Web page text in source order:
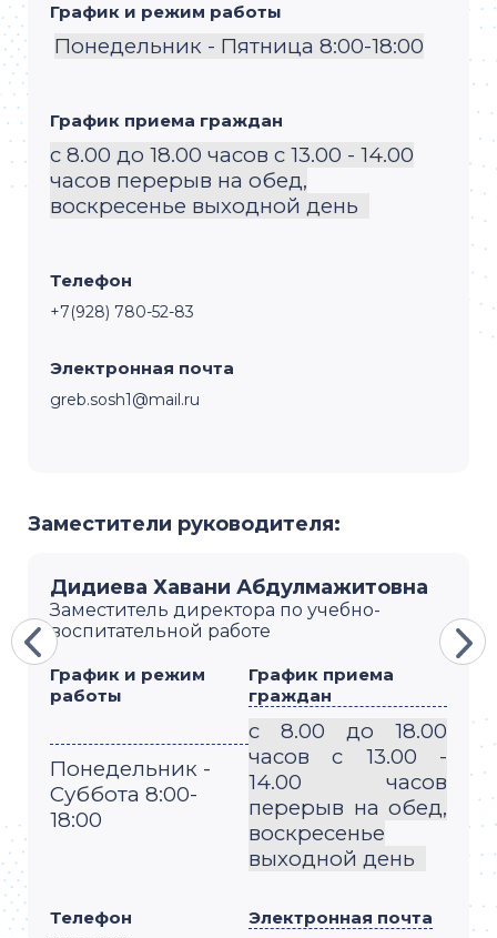
График и режим работы
Понедельник - Пятница 8:00-18:00
График приема граждан
с 8.00 до 18.00 часов с 13.00 - 14.00
часов перерыв на обед,
воскресенье выходной день
Телефон
+7(928) 780-52-83
Электронная почта
greb.sosh1@mail.ru
Заместители руководителя:
Дидиева Хавани Абдулмажитовна
Заместитель директора по учебно-
воспитательной работе
График и режим
работы
Понедельник -
Суббота 8:00-
18:00
График приема
граждан
с 8.00 до 18.00
часов с 13.00 -
14.00 часов
перерыв на обед,
воскресенье
выходной день
Телефон Электронная почта